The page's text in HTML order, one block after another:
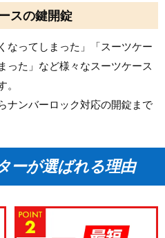
スの鍵開錠
なってしまった」「スーツケー
った」など様々なスーツケース
。
ナンバーロック対応の開錠まで
ーが選ばれる理由